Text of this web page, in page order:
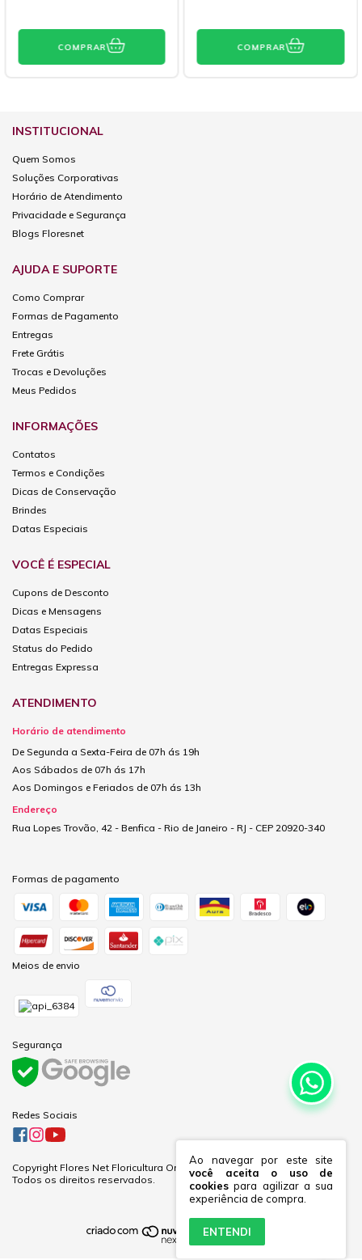
Ao navegar por este site
você aceita o uso de
cookies para agilizar a sua
experiência de compra.
ENTENDI
COMPRAR COMPRAR
INSTITUCIONAL
Quem Somos
Soluções Corporativas
Horário de Atendimento
Privacidade e Segurança
Blogs Floresnet
AJUDA E SUPORTE
Como Comprar
Formas de Pagamento
Entregas
Frete Grátis
Trocas e Devoluções
Meus Pedidos
INFORMAÇÕES
Contatos
Termos e Condições
Dicas de Conservação
Brindes
Datas Especiais
VOCÊ É ESPECIAL
Cupons de Desconto
Dicas e Mensagens
Datas Especiais
Status do Pedido
Entregas Expressa
ATENDIMENTO
Horário de atendimento
De Segunda a Sexta-Feira de 07h ás 19h
Aos Sábados de 07h ás 17h
Aos Domingos e Feriados de 07h ás 13h
Endereço
Rua Lopes Trovão, 42 - Benfica - Rio de Janeiro - RJ - CEP 20920-340
Formas de pagamento
Meios de envio
Segurança
Redes Sociais
Copyright Flores Net Floricultura Online Ltda - 60281691000170 - 2026.
Todos os direitos reservados.